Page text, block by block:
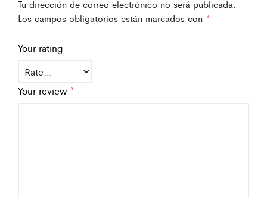
Tu dirección de correo electrónico no será publicada.
Los campos obligatorios están marcados con *
Your rating
Your review *